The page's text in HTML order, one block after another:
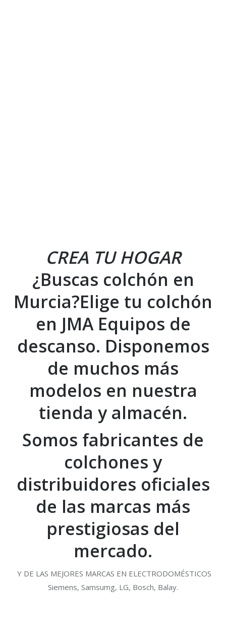
CREA TU HOGAR
¿Buscas colchón en
Murcia?Elige tu colchón
en JMA Equipos de
descanso. Disponemos
de muchos más
modelos en nuestra
tienda y almacén.
Somos fabricantes de
colchones y
distribuidores oficiales
de las marcas más
prestigiosas del
mercado.
Y DE LAS MEJORES MARCAS EN ELECTRODOMÉSTICOS
Siemens, Samsumg, LG, Bosch, Balay.